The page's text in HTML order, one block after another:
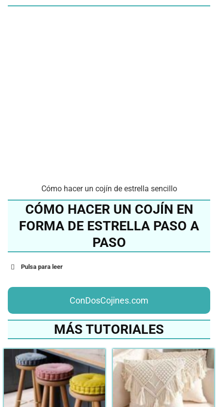
Cómo hacer un cojín de estrella sencillo
CÓMO HACER UN COJÍN EN
FORMA DE ESTRELLA PASO A
PASO
Pulsa para leer
ConDosCojines.com
MÁS TUTORIALES